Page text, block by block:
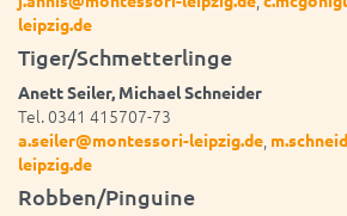
leipzig.de
Tiger/Schmetterlinge
Anett Seiler, Michael Schneider
Tel. 0341 415707-73
a.seiler@montessori-leipzig.de
leipzig.de
Robben/Pinguine